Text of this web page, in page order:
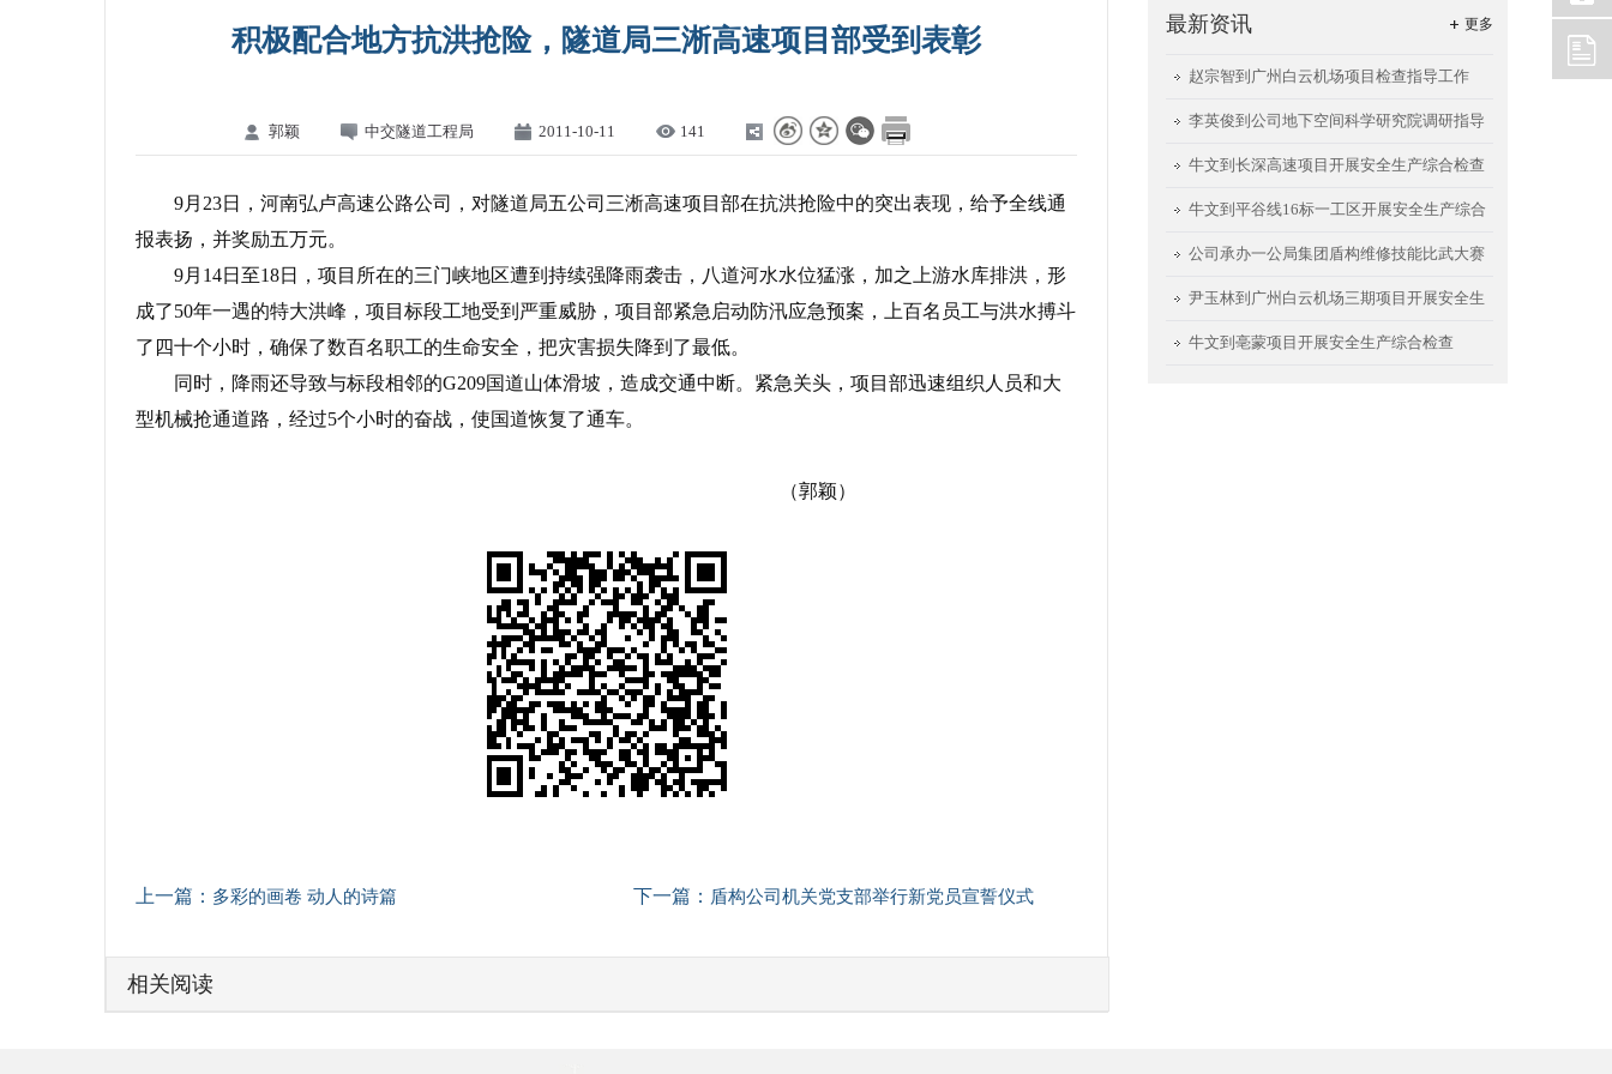
积极配合地方抗洪抢险，隧道局三淅高速项目部受到表彰
郭颖 中交隧道工程局 2011-10-11 141
9月23日，河南弘卢高速公路公司，对隧道局五公司三淅高速项目部在抗洪抢险中的突出表现，给予全线通
报表扬，并奖励五万元。
9月14日至18日，项目所在的三门峡地区遭到持续强降雨袭击，八道河水水位猛涨，加之上游水库排洪，形
成了50年一遇的特大洪峰，项目标段工地受到严重威胁，项目部紧急启动防汛应急预案，上百名员工与洪水搏斗
了四十个小时，确保了数百名职工的生命安全，把灾害损失降到了最低。
同时，降雨还导致与标段相邻的G209国道山体滑坡，造成交通中断。紧急关头，项目部迅速组织人员和大
型机械抢通道路，经过5个小时的奋战，使国道恢复了通车。
（郭颖）
上一篇： 多彩的画卷 动人的诗篇 下一篇： 盾构公司机关党支部举行新党员宣誓仪式
相关阅读
更多
最新资讯
赵宗智到广州白云机场项目检查指导工作
李英俊到公司地下空间科学研究院调研指导
工作
牛文到长深高速项目开展安全生产综合检查
牛文到平谷线16标一工区开展安全生产综合
检查
公司承办一公局集团盾构维修技能比武大赛
尹玉林到广州白云机场三期项目开展安全生
产检查
牛文到亳蒙项目开展安全生产综合检查